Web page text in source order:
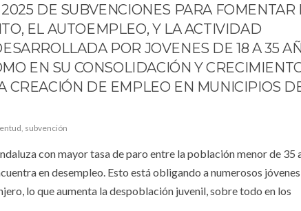
DE SUBVENCIONES PARA FOMENTAR
EL AUTOEMPLEO, Y LA ACTIVIDAD
POR JOVENES DE 18 A 35
EN SU CONSOLIDACIÓN Y
CREACIÓN DE EMPLEO EN MUNICIPIOS
subvención
con mayor tasa de paro entre la población menor de 35
en desempleo. Esto está obligando a numerosos
lo que aumenta la despoblación juvenil, sobre todo en los